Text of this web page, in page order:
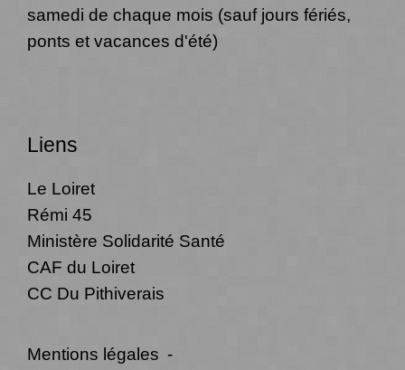
samedi de chaque mois (sauf jours fériés,
ponts et vacances d'été)
Liens
Le Loiret
Rémi 45
Ministère Solidarité Santé
CAF du Loiret
CC Du Pithiverais
Mentions légales -